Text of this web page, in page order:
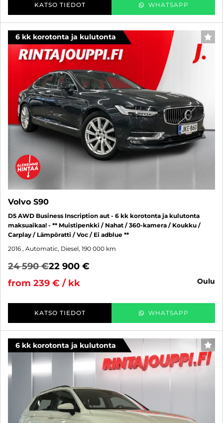
KATSO TIEDOT WHATSAPP
6 kk korotonta ja kulutonta
Volvo S90
D5 AWD Business Inscription aut - 6 kk korotonta ja kulutonta
maksuaikaa! - ** Muistipenkki / Nahat / 360-kamera / Koukku /
Carplay / Lämpöratti / Voc / Ei adblue **
2016 , Automatic, Diesel, 190 000 km
24 590 €22 900 €
from 239 € / kk
oulu
KATSO TIEDOT WHATSAPP
6 kk korotonta ja kulutonta